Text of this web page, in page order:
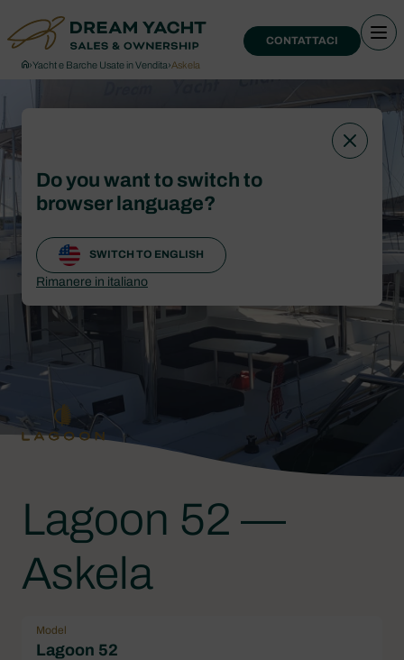
CONTATTACI
›Yacht e Barche Usate in Vendita›Askela
Lagoon 52 —
Askela
Model
Lagoon 52
Do you want to switch to
browser language?
SWITCH TO ENGLISH
Rimanere in italiano